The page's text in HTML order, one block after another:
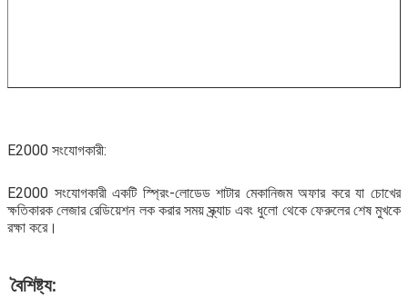
E2000 সংযোগকারী:
E2000 সংযোগকারী একটি স্প্রিং-লোডেড শাটার মেকানিজম অফার করে যা চোখের
ক্ষতিকারক লেজার রেডিয়েশন লক করার সময় স্ক্র্যাচ এবং ধুলো থেকে ফেরুলের শেষ মুখকে
রক্ষা করে।
বৈশিষ্ট্য: